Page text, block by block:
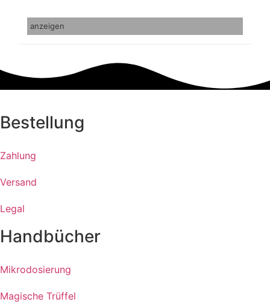
anzeigen
Bestellung
Zahlung
Versand
Legal
Handbücher
Mikrodosierung
Magische Trüffel